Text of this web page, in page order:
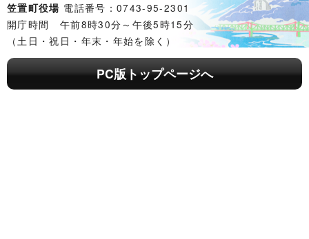
笠置町役場 電話番号：0743-95-2301
開庁時間 午前8時30分～午後5時15分
（土日・祝日・年末・年始を除く）
PC版トップページへ